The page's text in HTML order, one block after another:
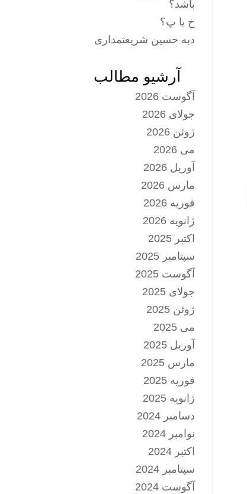
باشد؟
خ یا پ؟
دبه حسین شریعتمداری
آرشیو مطالب
آگوست 2026
جولای 2026
ژوئن 2026
می 2026
آوریل 2026
مارس 2026
فوریه 2026
ژانویه 2026
اکتبر 2025
سپتامبر 2025
آگوست 2025
جولای 2025
ژوئن 2025
می 2025
آوریل 2025
مارس 2025
فوریه 2025
ژانویه 2025
دسامبر 2024
نوامبر 2024
اکتبر 2024
سپتامبر 2024
آگوست 2024